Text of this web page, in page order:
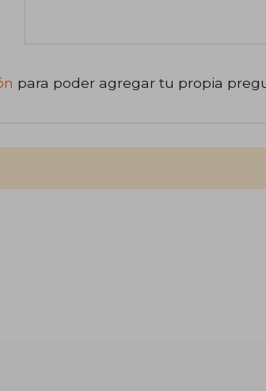
para poder agregar tu propia